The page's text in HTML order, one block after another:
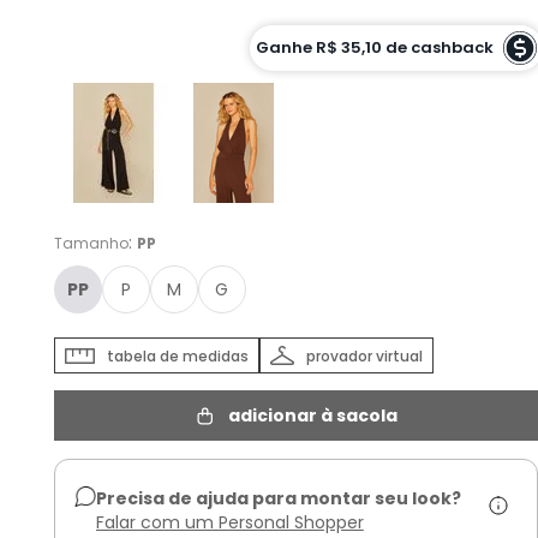
Ganhe R$ 35,10 de cashback
Tamanho: PP
PP P M G
provador virtual
tabela de medidas
adicionar à sacola
Precisa de ajuda para montar seu look?
Falar com um Personal Shopper